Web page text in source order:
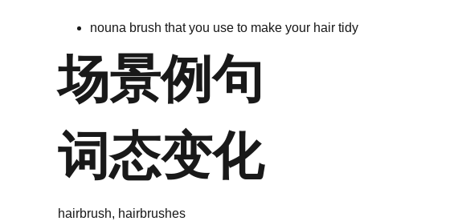
nouna brush that you use to make your hair tidy
场景例句
词态变化
hairbrush, hairbrushes